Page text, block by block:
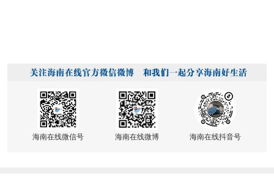
海南在线微信号 海南在线微博 海南在线抖音号